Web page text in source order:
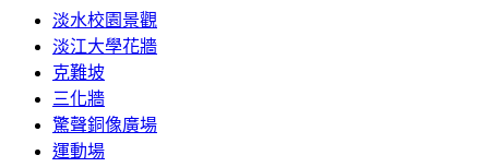
淡水校園景觀
淡江大學花牆
克難坡
三化牆
驚聲銅像廣場
運動場